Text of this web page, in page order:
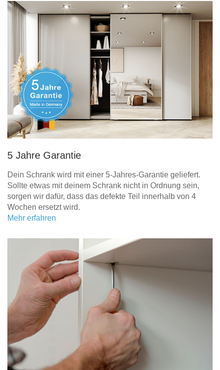
5 Jahre Garantie
Dein Schrank wird mit einer 5-Jahres-Garantie geliefert.
Sollte etwas mit deinem Schrank nicht in Ordnung sein,
sorgen wir dafür, dass das defekte Teil innerhalb von 4
Wochen ersetzt wird.
Mehr erfahren